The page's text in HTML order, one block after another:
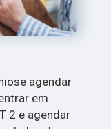
agendar
em
2 e agendar